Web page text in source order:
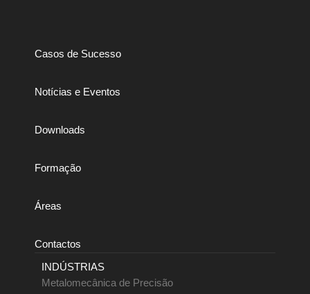
Casos de Sucesso
Notícias e Eventos
Downloads
Formação
Áreas
Contactos
INDÚSTRIAS
Metalomecânica de Precisão